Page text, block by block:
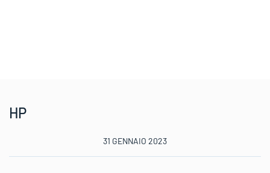
HP
31 GENNAIO 2023